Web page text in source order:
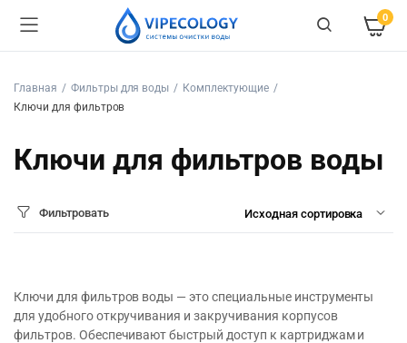
0
Главная Фильтры для воды
Комплектующие
Ключи для фильтров
Ключи для фильтров воды
Фильтровать
Ключи для фильтров воды — это специальные инструменты
для удобного откручивания и закручивания корпусов
фильтров. Обеспечивают быстрый доступ к картриджам и